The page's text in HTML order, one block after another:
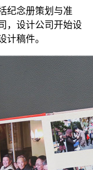
纪念册策划与准
，设计公司开始设
计稿件。